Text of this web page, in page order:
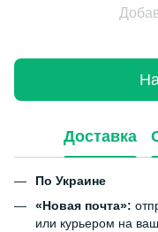
Доставка
По Украине
«Новая почта»:
или курьером на